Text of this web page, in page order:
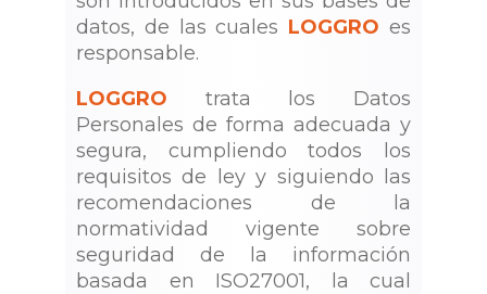
datos, de las cuales LOGGRO es
responsable.
LOGGRO trata los Datos
Personales de forma adecuada y
segura, cumpliendo todos los
requisitos de ley y siguiendo las
recomendaciones de la
normatividad vigente sobre
seguridad de la información
basada en ISO27001, la cual